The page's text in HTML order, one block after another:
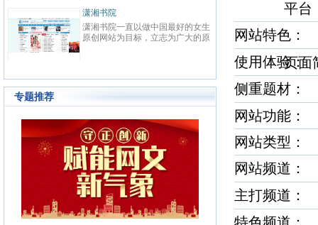
力于成为全球领先的中文数字出版
机构。作为旗下网站，17K小说网
以“让每个人都享受创作的乐趣”为
使命，以“成就与共赢”为价值观，
500余家，日均访问量3000W。
小说和网站建造对外的展示窗口，
而诞生的新模式垂直综合平台。严
选优质和潜力小说网站，用全面及
时、见地独到的资讯信息，贴合需
潇湘书院
潇湘书院一直以做中国最好的女生
原创网站为目标，立志为广大的原
成为女性原创作者群体以及读者群
专题推荐
平
网站特色
使用体验
页
侧重题材
网站功能：
网站类型：
网站频道
主打频道